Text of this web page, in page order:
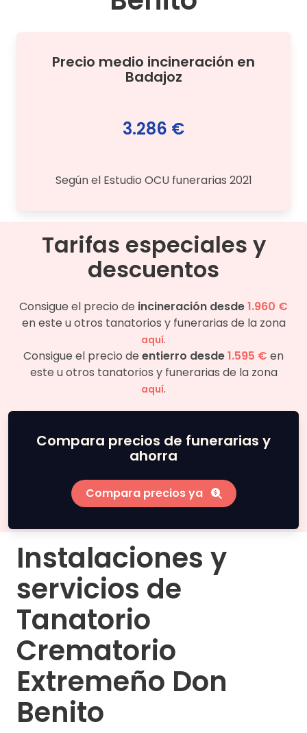
Precio medio incineración en
Badajoz
3.286 €
Según el Estudio OCU funerarias 2021
Tarifas especiales y
descuentos
Consigue el precio de incineración desde1.960 €
en este u otros tanatorios y funerarias de la zona
aquí.
Consigue el precio de entierro desde1.595 € en
este u otros tanatorios y funerarias de la zona
aquí.
Compara precios de funerarias y
ahorra
Compara precios ya
Instalaciones y
servicios de
Tanatorio
Crematorio
Extremeño Don
Benito